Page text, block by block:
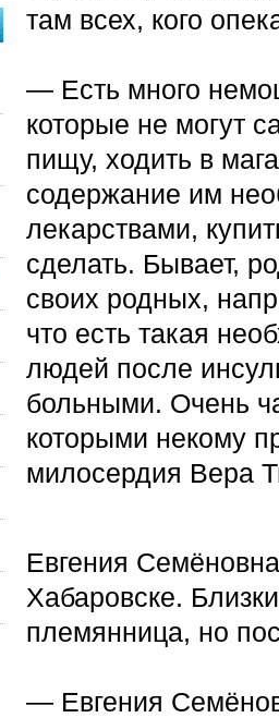
там всех, кого
— Есть много
которые не могут
пищу, ходить в
содержание им
лекарствами,
сделать. Бывает,
своих родных,
что есть такая
людей после
больными. Очень
которыми некому
милосердия Вера
Евгения
Хабаровске.
племянница, но
— Евгения